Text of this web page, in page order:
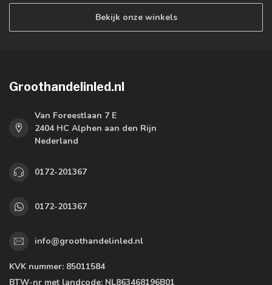
Bekijk onze winkels
Groothandelinled.nl
Van Foreestlaan 7 E
2404 HC Alphen aan den Rijn
Nederland
0172-201367
0172-201367
info@groothandelinled.nl
KVK nummer: 85011584
BTW-nr met landcode: NL863468196B01